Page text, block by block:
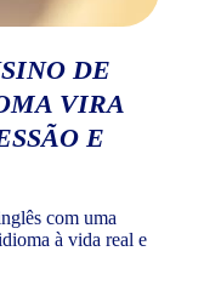
DE
VIRA
E
com uma
à vida real e